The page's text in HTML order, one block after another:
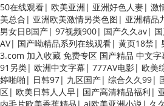
50在线观看| 欧美亚洲 | 亚洲好色人妻| 激
美总合 | 亚洲欧美激情另类色图 | 亚洲精品
男女日B国产| 97视频900| 国产久久av|
AV| 国产呦精品系列在线观看| 黄页18禁 |
3.com 加入收藏 免费专区 国产精品 中文
91另类| 欧洲中文字幕 | 777AV电影| 欧美
婷啪啪 | 日韩97| 九区国产| 综合久久99|
区| 欧美日韩人人早| 国产高清精品福利 |